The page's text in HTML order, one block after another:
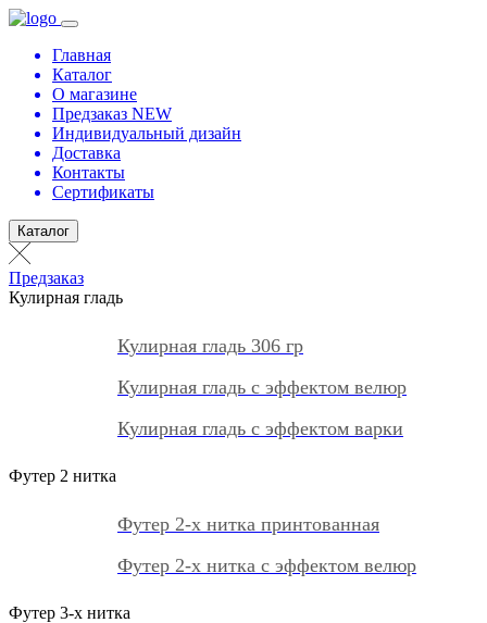
Главная
Каталог
О магазине
Предзаказ NEW
Индивидуальный дизайн
Доставка
Контакты
Сертификаты
Каталог
Предзаказ
Кулирная гладь
Кулирная гладь 306 гр
Кулирная гладь с эффектом велюр
Кулирная гладь с эффектом варки
Футер 2 нитка
Футер 2-х нитка принтованная
Футер 2-х нитка с эффектом велюр
Футер 3-х нитка